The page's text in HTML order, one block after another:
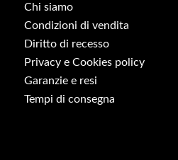
Chi siamo
Condizioni di vendita
Diritto di recesso
Privacy e Cookies policy
Garanzie e resi
Tempi di consegna